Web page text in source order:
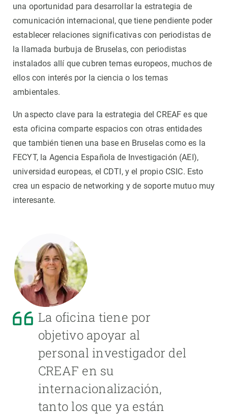
una oportunidad para desarrollar la estrategia de
comunicación internacional, que tiene pendiente poder
establecer relaciones significativas con periodistas de
la llamada burbuja de Bruselas, con periodistas
instalados allí que cubren temas europeos, muchos de
ellos con interés por la ciencia o los temas
ambientales.
Un aspecto clave para la estrategia del CREAF es que
esta oficina comparte espacios con otras entidades
que también tienen una base en Bruselas como es la
FECYT, la Agencia Española de Investigación (AEI),
universidad europeas, el CDTI, y el propio CSIC. Esto
crea un espacio de networking y de soporte mutuo muy
interesante.
La oficina tiene por
objetivo apoyar al
personal investigador del
CREAF en su
internacionalización,
tanto los que ya están